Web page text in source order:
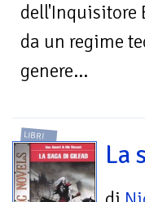
dell'Inquisitore
da un regime
genere...
LIBRI
La